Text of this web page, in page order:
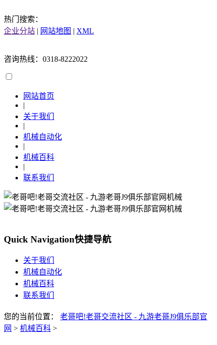
热门搜索：
企业分站 | 网站地图 | XML
咨询热线：0318-8222022
网站首页
|
关于我们
|
机械自动化
|
机械百科
|
联系我们
Quick Navigation快捷导航
关于我们
机械自动化
机械百科
联系我们
您的当前位置： 老哥吧!老哥交流社区 - 九游老哥J9俱乐部官
网 > 机械百科 >